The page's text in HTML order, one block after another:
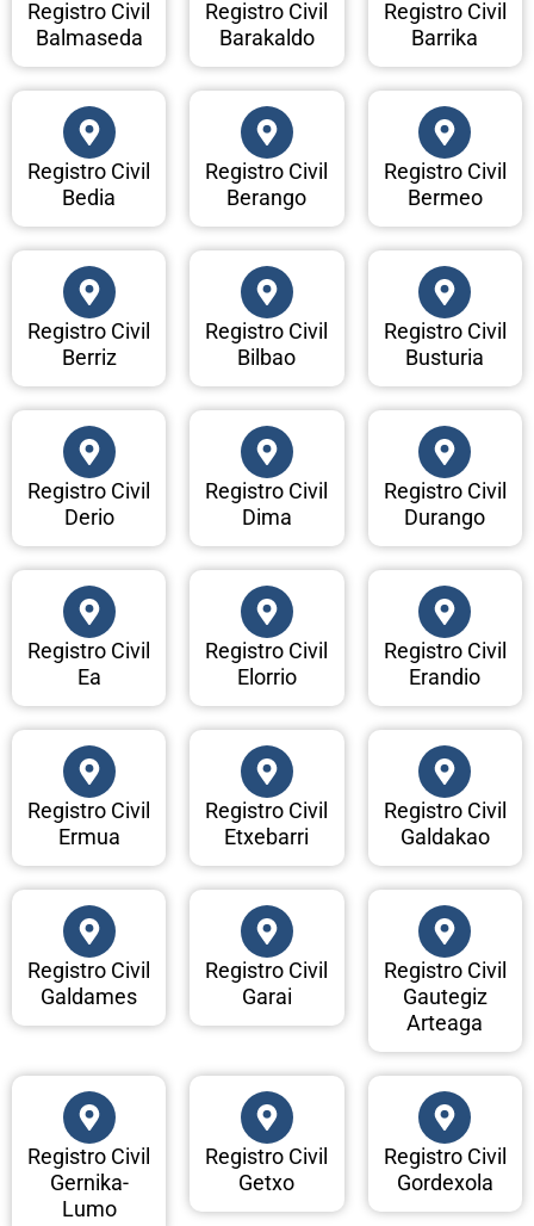
Registro Civil
Balmaseda
Registro Civil
Barakaldo
Registro Civil
Barrika
Registro Civil
Bedia
Registro Civil
Berango
Registro Civil
Bermeo
Registro Civil
Berriz
Registro Civil
Bilbao
Registro Civil
Busturia
Registro Civil
Derio
Registro Civil
Dima
Registro Civil
Durango
Registro Civil
Ea
Registro Civil
Elorrio
Registro Civil
Erandio
Registro Civil
Ermua
Registro Civil
Etxebarri
Registro Civil
Galdakao
Registro Civil
Galdames
Registro Civil
Garai
Registro Civil
Gautegiz
Arteaga
Registro Civil
Gernika-
Lumo
Registro Civil
Getxo
Registro Civil
Gordexola